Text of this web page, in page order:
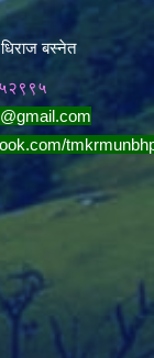
धिराज बस्नेत